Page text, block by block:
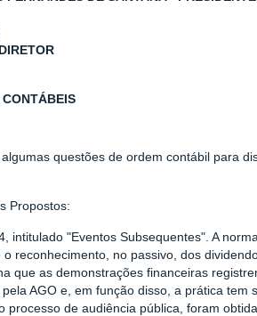
questões de ordem contábil para
Propostos:
intitulado "Eventos Subsequentes". A
reconhecimento, no passivo, dos
que as demonstrações financeiras
AGO e, em função disso, a prática tem
processo de audiência pública, foram